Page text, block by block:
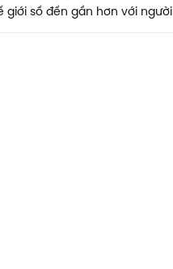
giới số đến gần hơn với